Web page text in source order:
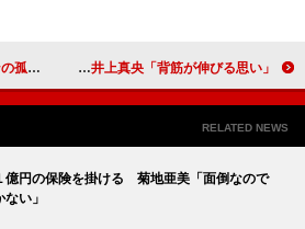
えない」 大河ドラマ「花燃ゆ」新たな出演者を発表 井上真央「背筋が伸びる思い」
RELATED NEWS
億円の保険を掛ける 菊地亜美「面倒なので
い」